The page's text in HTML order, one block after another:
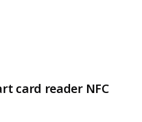
card reader NFC